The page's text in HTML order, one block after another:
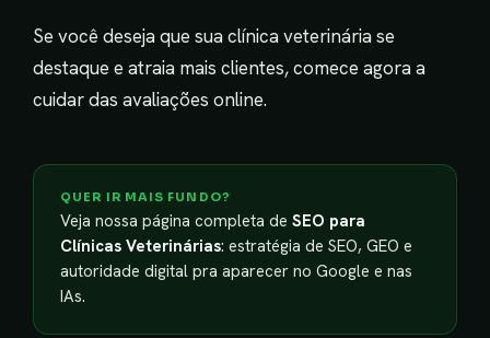
Se você deseja que sua clínica veterinária se
destaque e atraia mais clientes, comece agora a
cuidar das avaliações online.
QUER IR MAIS FUNDO?
Veja nossa página completa de SEO para
Clínicas Veterinárias: estratégia de SEO, GEO e
autoridade digital pra aparecer no Google e nas
IAs.